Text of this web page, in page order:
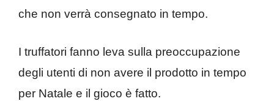
che non verrà consegnato in tempo.
I truffatori fanno leva sulla preoccupazione
degli utenti di non avere il prodotto in tempo
per Natale e il gioco è fatto.